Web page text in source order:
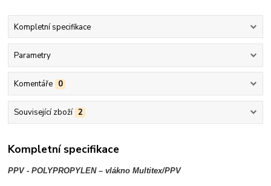
Kompletní specifikace
Parametry
Komentáře 0
Související zboží 2
Kompletní specifikace
PPV - POLYPROPYLEN– vlákno Multitex/PPV